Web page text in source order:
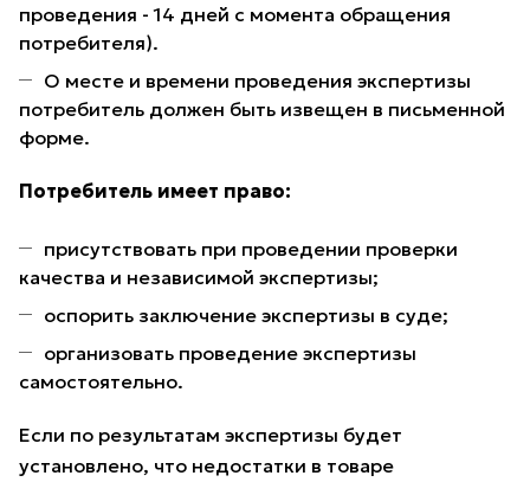
проведения - 14 дней с момента обращения
потребителя).
О месте и времени проведения экспертизы
потребитель должен быть извещен в письменной
форме.
Потребитель имеет право:
присутствовать при проведении проверки
качества и независимой экспертизы;
оспорить заключение экспертизы в суде;
организовать проведение экспертизы
самостоятельно.
Если по результатам экспертизы будет
установлено, что недостатки в товаре